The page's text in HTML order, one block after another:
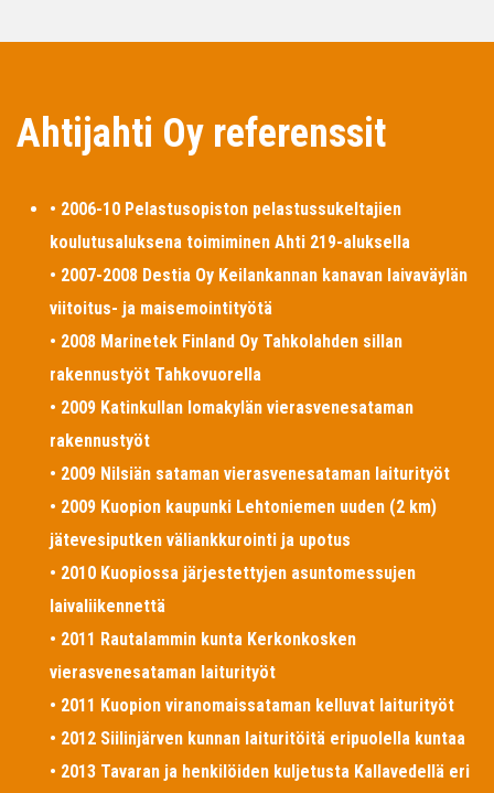
Ahtijahti Oy referenssit
• 2006-10 Pelastusopiston pelastussukeltajien
koulutusaluksena toimiminen Ahti 219-aluksella
• 2007-2008 Destia Oy Keilankannan kanavan laivaväylän
viitoitus- ja maisemointityötä
• 2008 Marinetek Finland Oy Tahkolahden sillan
rakennustyöt Tahkovuorella
• 2009 Katinkullan lomakylän vierasvenesataman
rakennustyöt
• 2009 Nilsiän sataman vierasvenesataman laiturityöt
• 2009 Kuopion kaupunki Lehtoniemen uuden (2 km)
jätevesiputken väliankkurointi ja upotus
• 2010 Kuopiossa järjestettyjen asuntomessujen
laivaliikennettä
• 2011 Rautalammin kunta Kerkonkosken
vierasvenesataman laiturityöt
• 2011 Kuopion viranomaissataman kelluvat laiturityöt
• 2012 Siilinjärven kunnan laituritöitä eripuolella kuntaa
• 2013 Tavaran ja henkilöiden kuljetusta Kallavedellä eri